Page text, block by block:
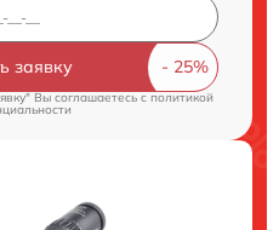
заявку
Вы соглашаетесь c политикой